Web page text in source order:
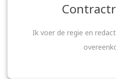
Ik voer de regie en